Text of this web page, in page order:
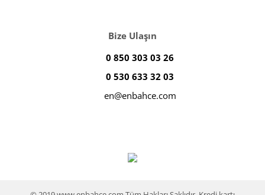
Bize Ulaşın
0 850 303 03 26
0 530 633 32 03
en@enbahce.com